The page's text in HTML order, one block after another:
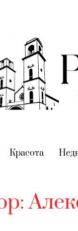
Красота